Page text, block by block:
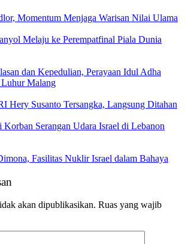
Momentum Menjaga Warisan Nilai Ulama
Melaju ke Perempatfinal Piala Dunia
dan Kepedulian, Perayaan Idul Adha
Luhur Malang
Hery Susanto Tersangka, Langsung Ditahan
Serangan Udara Israel di Lebanon
Fasilitas Nuklir Israel dalam Bahaya
akan dipublikasikan. Ruas yang wajib